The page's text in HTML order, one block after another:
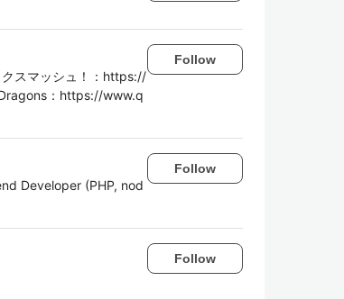
スマッシュ！：https://
：https://www.q
Follow
Developer (PHP, nod
Follow
Follow